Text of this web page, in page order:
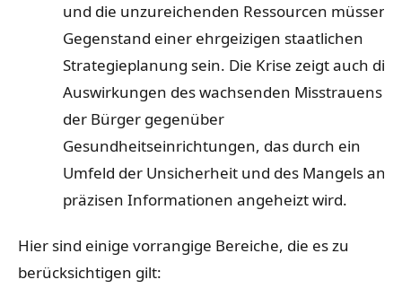
und die unzureichenden Ressourcen müssen
Gegenstand einer ehrgeizigen staatlichen
Strategieplanung sein. Die Krise zeigt auch die
Auswirkungen des wachsenden Misstrauens
der Bürger gegenüber
Gesundheitseinrichtungen, das durch ein
Umfeld der Unsicherheit und des Mangels an
präzisen Informationen angeheizt wird.
Hier sind einige vorrangige Bereiche, die es zu
berücksichtigen gilt: